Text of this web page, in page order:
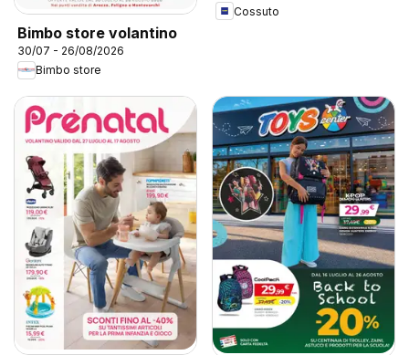
Bimbo store volantino
30/07 - 26/08/2026
Bimbo store
Cossuto